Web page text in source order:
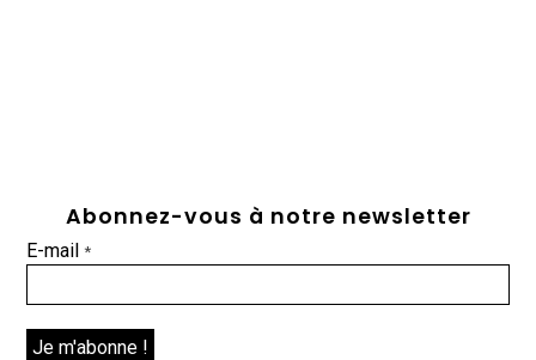
Abonnez-vous à notre newsletter
E-mail*